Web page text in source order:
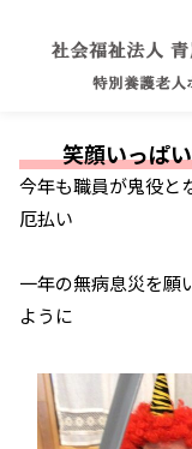
笑顔いっぱい
今年も職員が鬼役と
厄払い
一年の無病息災を願
ように